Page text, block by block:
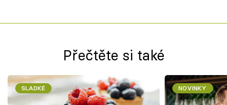
Přečtěte si také
SLADKÉ NOVINKY